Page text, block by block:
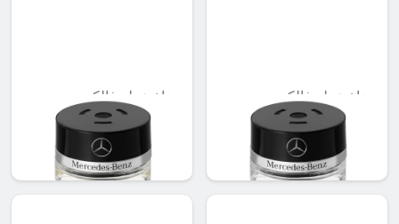
بخاخ عطر فالكون،
فورست مود
AED 548.10
بخاخ عطر فالكون،
باسيفيك مود
AED 548.10